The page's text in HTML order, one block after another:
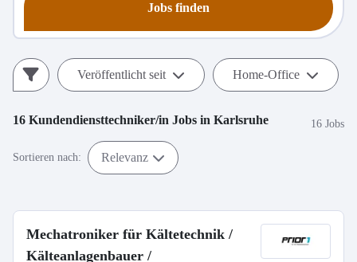
Jobs finden
Veröffentlicht seit Home-Office
16 Kundendiensttechniker/in Jobs in Karlsruhe 16 Jobs
Sortieren nach: Relevanz
Mechatroniker für Kältetechnik /
Kälteanlagenbauer /